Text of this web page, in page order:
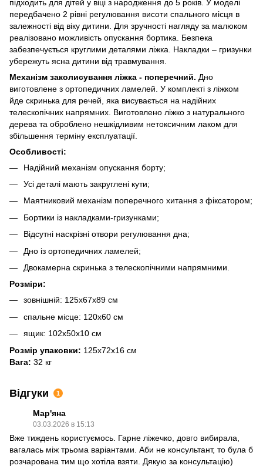
підходить для дітей у віці з народження до 5 років. У моделі
передбачено 2 рівні регулювання висоти спального місця в
залежності від віку дитини. Для зручності нагляду за малюком
реалізовано можливість опускання бортика. Безпека
забезпечується круглими деталями ліжка. Накладки – гризунки
убережуть ясна дитини від травмування.
Механізм заколисування ліжка - поперечний. Дно
виготовлене з ортопедичних ламелей. У комплекті з ліжком
йде скринька для речей, яка висувається на надійних
телескопічних напрямних. Виготовлено ліжко з натурального
дерева та оброблено нешкідливим нетоксичним лаком для
збільшення терміну експлуатації.
Особливості:
Надійний механізм опускання борту;
Усі деталі мають закруглені кути;
Маятниковий механізм поперечного хитання з фіксатором;
Бортики із накладками-гризунками;
Відсутні наскрізні отвори регулювання дна;
Дно із ортопедичних ламелей;
Двокамерна скринька з телескопічними напрямними.
Розміри:
зовнішній: 125х67х89 см
спальне місце: 120х60 см
ящик: 102х50х10 см
Розмір упаковки: 125х72х16 см
Вага: 32 кг
Відгуки 1
Мар'яна
03.03.2026 в 15:13
Вже тиждень користуємось. Гарне ліжечко, довго вибирала,
вагалась між трьома варіантами. Аби не консультант, то була б
розчарована тим що хотіла взяти. Дякую за консультацію)